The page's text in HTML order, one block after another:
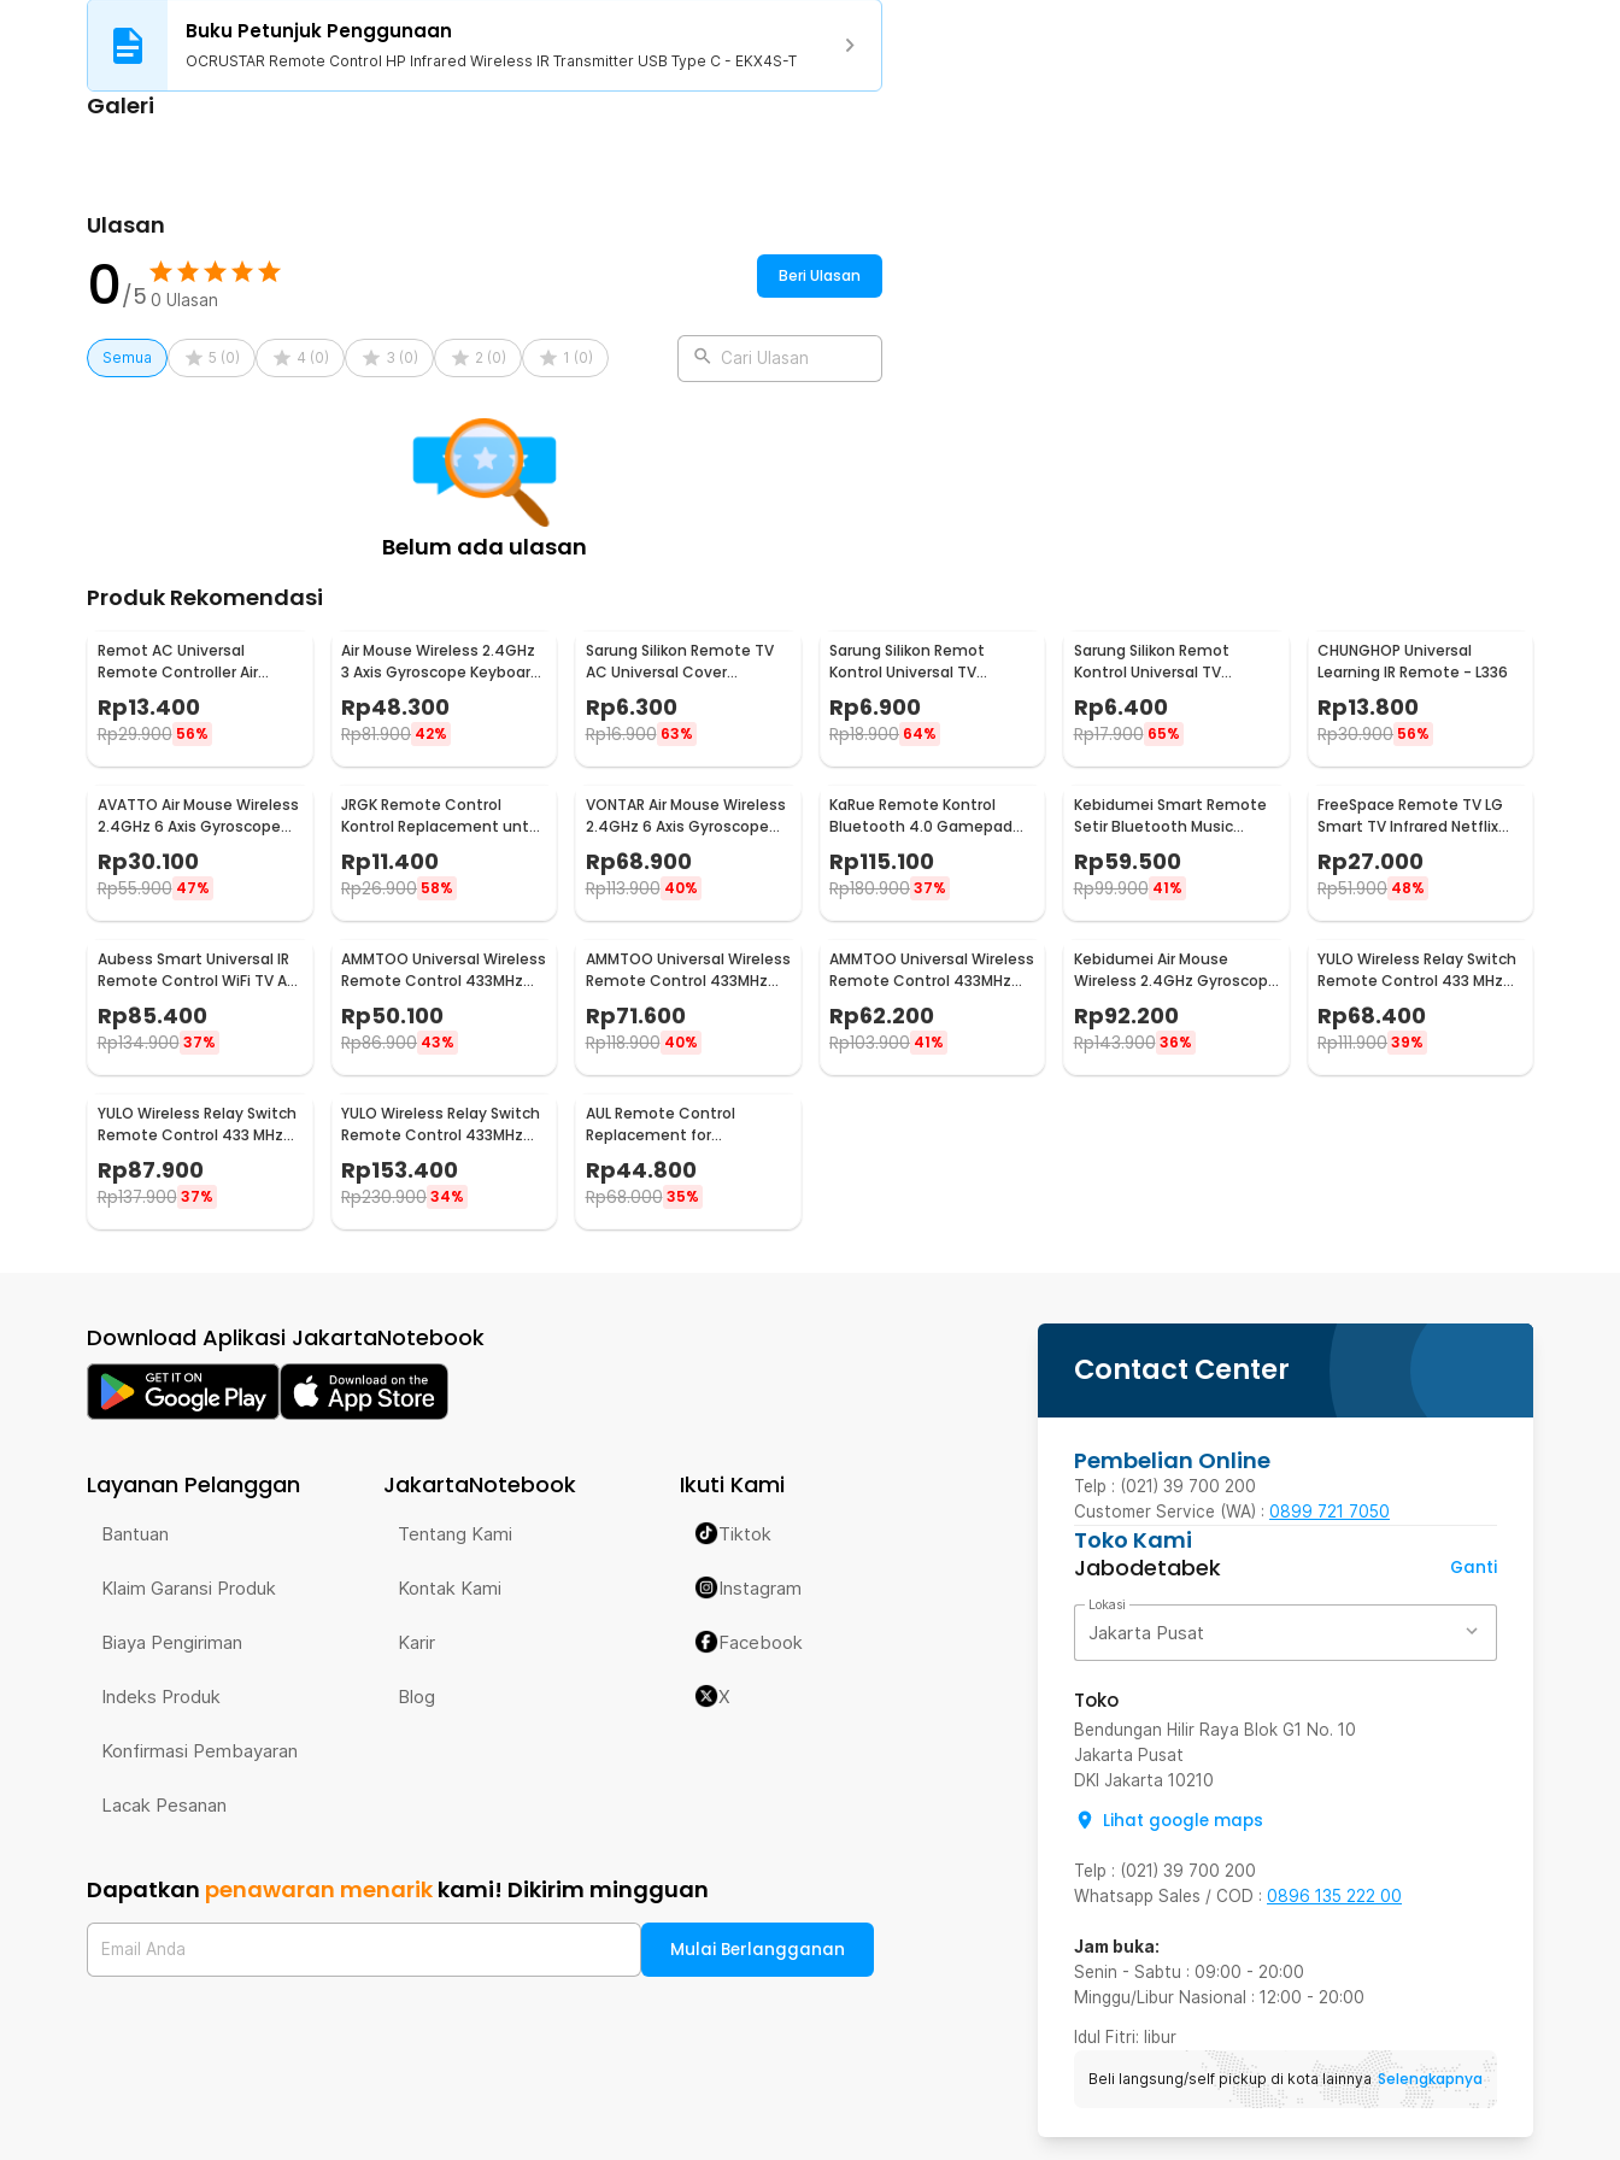
1 x OCRUSTAR Remote Control HP Infrared Wireless IR Transmitter USB Type C - EKX4S-T
1 x Case
1 x Rantai Gantungan
1 x Panduan Penggunaan
Buku Petunjuk Penggunaan
OCRUSTAR Remote Control HP Infrared Wireless IR Transmitter USB Type C - EKX4S-T
Galeri
Ulasan
0/5 0 Ulasan
Beri Ulasan
Semua 5 (0) 4 (0) 3 (0) 2 (0) 1 (0) Cari Ulasan
Belum ada ulasan
Produk Rekomendasi
Remot AC Universal
Remote Controller Air
Conditioner with LED Light -
K-1028E
Rp13.400
Rp29.900 56%
Air Mouse Wireless 2.4GHz
3 Axis Gyroscope Keyboard
Remote Control - CL120
Rp48.300
Rp81.900 42%
Sarung Silikon Remote TV
AC Universal Cover
Pelindung 16x5.5cm - KFR-
22
Rp6.300
Rp16.900 63%
Sarung Silikon Remot
Kontrol Universal TV
Remote Case 23x5.5cm
Rp6.900
Rp18.900 64%
Sarung Silikon Remot
Kontrol Universal TV
Remote Case 21.5x5cm
Rp6.400
Rp17.900 65%
CHUNGHOP Universal
Learning IR Remote - L336
Rp13.800
Rp30.900 56%
AVATTO Air Mouse Wireless
2.4GHz 6 Axis Gyroscope
Voice Remote Control -
G10
Rp30.100
Rp55.900 47%
JRGK Remote Control
Kontrol Replacement untuk
XZT001896
Rp11.400
Rp26.900 58%
VONTAR Air Mouse Wireless
2.4GHz 6 Axis Gyroscope
Voice Remote Control - Q6
Rp68.900
Rp113.900 40%
KaRue Remote Kontrol
Bluetooth 4.0 Gamepad
Rp115.100
Rp180.90037%
Kebidumei Smart Remote
Setir Bluetooth Music
Rp59.500
Rp99.900 41%
FreeSpace Remote TV LG
Smart TV Infrared Netflix
Rp27.000
Rp51.900 48%
Aubess Smart Universal IR
Remote Control WiFi TV AC
Tuya App - A2
Rp85.400
Rp134.900 37%
AMMTOO Universal Wireless
Remote Control 433MHz
AC02A
Rp50.100
Rp86.900 43%
AMMTOO Universal Wireless
Remote Control 433MHz
Remot Kontrol 4 PCS - YL-
AC02A
Rp71.600
Rp118.900 40%
AMMTOO Universal Wireless
Remote Control 433MHz
Remot Kontrol 3 PCS - YL-
AC02A
Rp62.200
Rp103.900 41%
Kebidumei Air Mouse
Wireless 2.4GHz Gyroscope
- M5
Rp92.200
Rp143.900 36%
YULO Wireless Relay Switch
Remote Control 433 MHz
EV1527 240V 10A - YL-22
Rp68.400
Rp111.90039%
YULO Wireless Relay Switch
Remote Control 433 MHz
EV1527 220V 10A - YL-33
Rp87.900
Rp137.900 37%
YULO Wireless Relay Switch
Remote Control 433MHz
EV1527 85-240V 10A - YL-
44
Rp153.400
Rp230.90034%
AUL Remote Control
Replacement for
Chromecast Google TV -
G9N9N
Rp44.800
Rp68.000 35%
Contact Center
Pembelian Online
Telp : (021) 39 700 200
Customer Service (WA) : 0899 721 7050
Toko Kami
Jabodetabek
Ganti
Lokasi
Jakarta Pusat
Toko
Bendungan Hilir Raya Blok G1 No. 10
Jakarta Pusat
DKI Jakarta 10210
Lihat google maps
Telp : (021) 39 700 200
Whatsapp Sales / COD : 0896 135 222 00
Jam buka:
Senin - Sabtu : 09:00 - 20:00
Minggu/Libur Nasional : 12:00 - 20:00
Idul Fitri: libur
Beli langsung/self pickup di kota lainnya Selengkapnya
Download Aplikasi JakartaNotebook
Layanan Pelanggan
Bantuan
Klaim Garansi Produk
Biaya Pengiriman
Indeks Produk
Konfirmasi Pembayaran
Lacak Pesanan
JakartaNotebook
Tentang Kami
Kontak Kami
Karir
Blog
Ikuti Kami
Tiktok
Instagram
Facebook
X
Dapatkan penawaran menarik kami! Dikirim mingguan
Email Anda Mulai Berlangganan